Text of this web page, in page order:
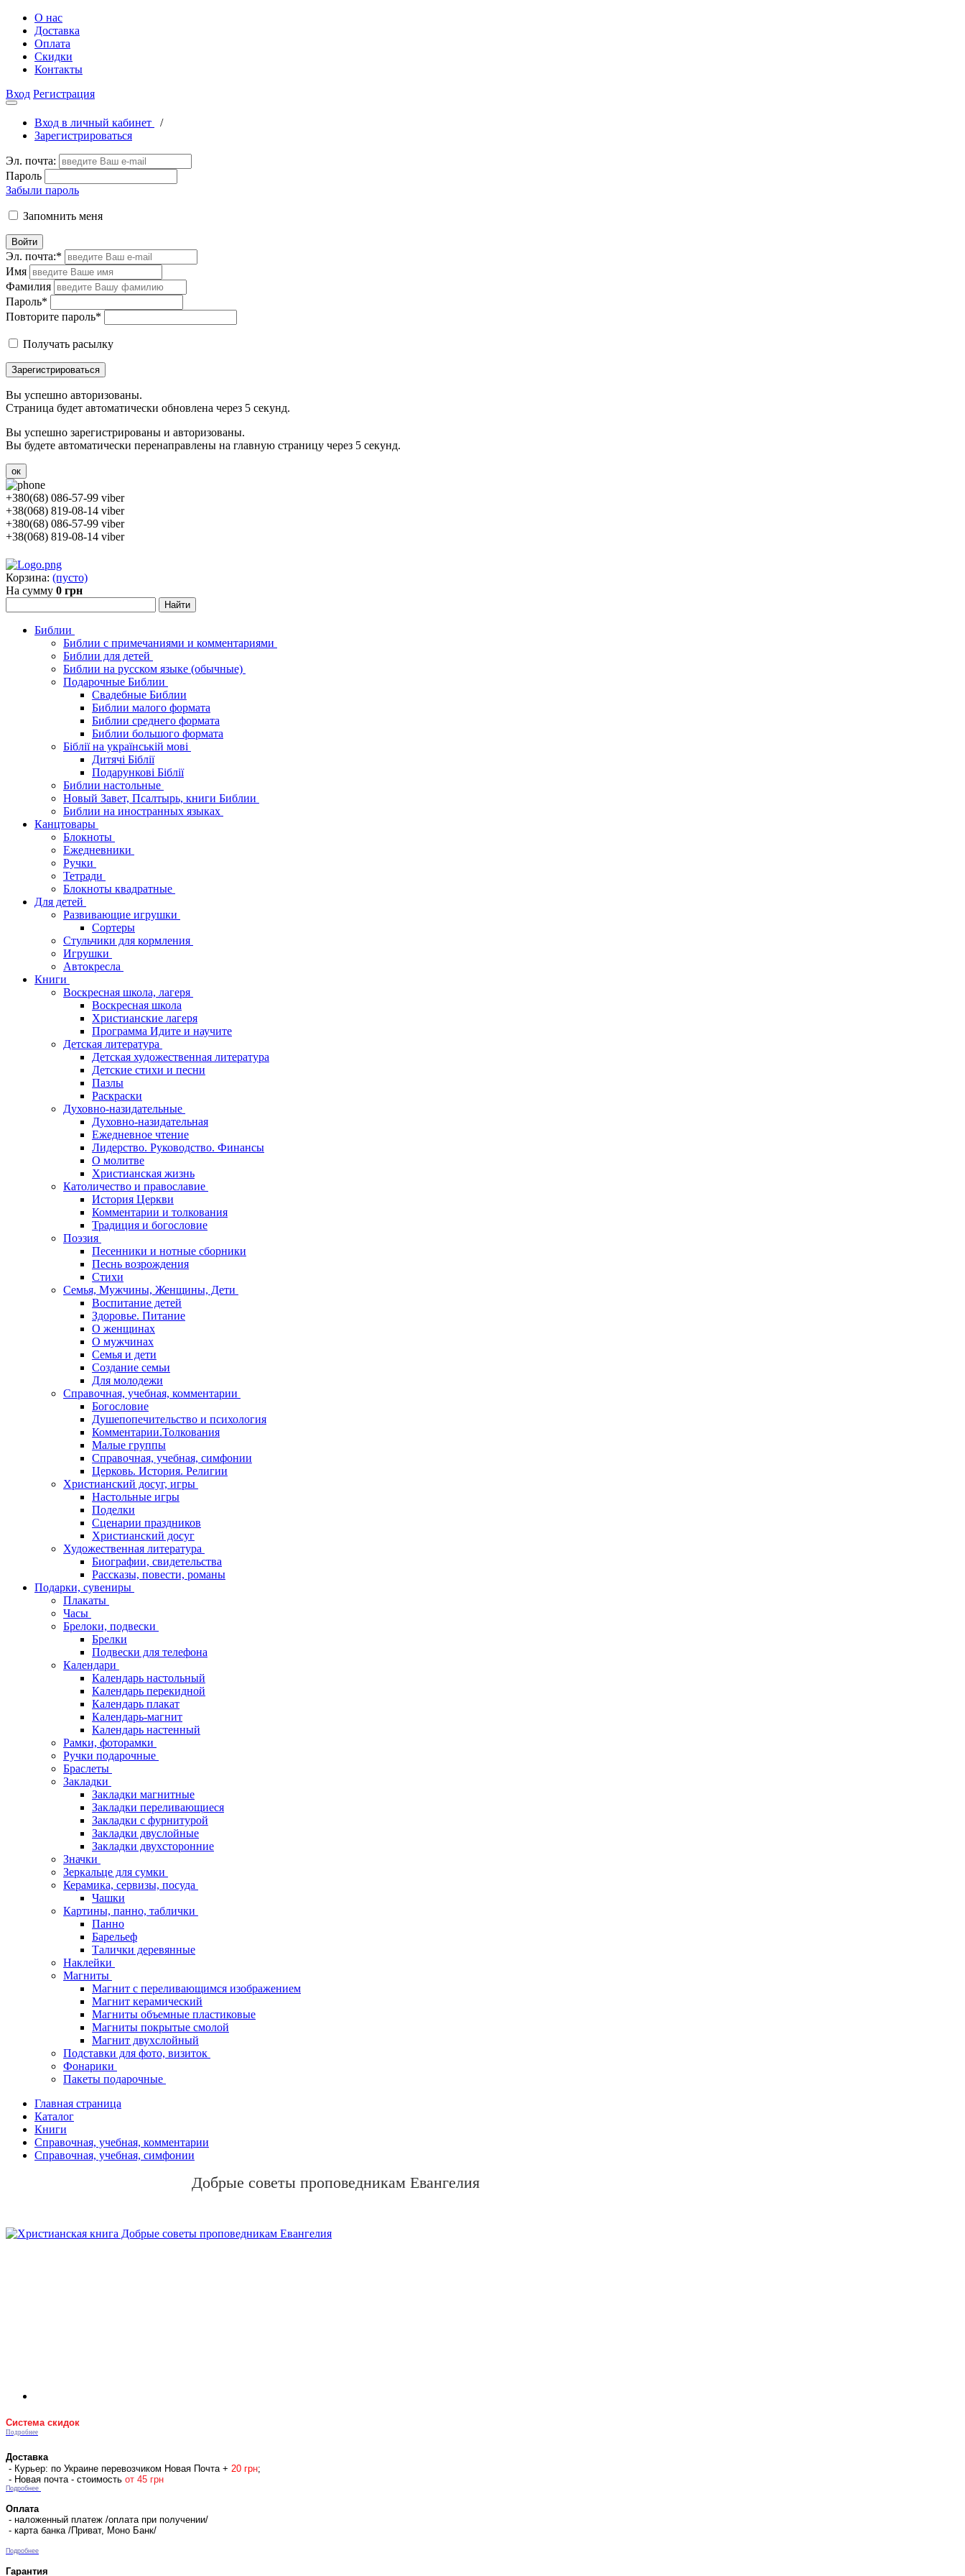
О нас
Доставка
Оплата
Скидки
Контакты
Вход Регистрация
Вход в личный кабинет
/
Зарегистрироваться
Эл. почта:
Пароль
Забыли пароль
Запомнить меня
Войти
Эл. почта:*
Имя
Фамилия
Пароль*
Повторите пароль*
Получать расылку
Зарегистрироваться
Вы успешно авторизованы.
Страница будет автоматически обновлена через 5 секунд.
Вы успешно зарегистрированы и авторизованы.
Вы будете автоматически перенаправлены на главную страницу через 5 секунд.
ок
+380(68) 086-57-99 viber
+38(068) 819-08-14 viber
+380(68) 086-57-99 viber
+38(068) 819-08-14 viber
Корзина: (пусто)
На сумму 0 грн
Библии
Библии с примечаниями и комментариями
Библии для детей
Библии на русском языке (обычные)
Подарочные Библии
Свадебные Библии
Библии малого формата
Библии среднего формата
Библии большого формата
Біблії на українській мові
Дитячі Біблії
Подарункові Біблії
Библии настольные
Новый Завет, Псалтырь, книги Библии
Библии на иностранных языках
Канцтовары
Блокноты
Ежедневники
Ручки
Тетради
Блокноты квадратные
Для детей
Развивающие игрушки
Сортеры
Стульчики для кормления
Игрушки
Автокресла
Книги
Воскресная школа, лагеря
Воскресная школа
Христианские лагеря
Программа Идите и научите
Детская литература
Детская художественная литература
Детские стихи и песни
Пазлы
Раскраски
Духовно-назидательные
Духовно-назидательная
Ежедневное чтение
Лидерство. Руководство. Финансы
О молитве
Христианская жизнь
Католичество и православие
История Церкви
Комментарии и толкования
Традиция и богословие
Поэзия
Песенники и нотные сборники
Песнь возрождения
Стихи
Семья, Мужчины, Женщины, Дети
Воспитание детей
Здоровье. Питание
О женщинах
О мужчинах
Семья и дети
Создание семьи
Для молодежи
Справочная, учебная, комментарии
Богословие
Душепопечительство и психология
Комментарии.Толкования
Малые группы
Справочная, учебная, симфонии
Церковь. История. Религии
Христианский досуг, игры
Настольные игры
Поделки
Сценарии праздников
Христианский досуг
Художественная литература
Биографии, свидетельства
Рассказы, повести, романы
Подарки, сувениры
Плакаты
Часы
Брелоки, подвески
Брелки
Подвески для телефона
Календари
Календарь настольный
Календарь перекидной
Календарь плакат
Календарь-магнит
Календарь настенный
Рамки, фоторамки
Ручки подарочные
Браслеты
Закладки
Закладки магнитные
Закладки переливающиеся
Закладки с фурнитурой
Закладки двуслойные
Закладки двухсторонние
Значки
Зеркальце для сумки
Керамика, сервизы, посуда
Чашки
Картины, панно, таблички
Панно
Барельеф
Талички деревянные
Наклейки
Магниты
Магнит с переливающимся изображением
Магнит керамический
Магниты объемные пластиковые
Магниты покрытые смолой
Магнит двухслойный
Подставки для фото, визиток
Фонарики
Пакеты подарочные
Главная страница
Каталог
Книги
Справочная, учебная, комментарии
Справочная, учебная, симфонии
Добрые советы проповедникам Евангелия
Система скидок
Подробнее
Доставка
- Курьер: по Украине перевозчиком Новая Почта + 20 грн;
- Новая почта - стоимость от 45 грн
Подробнее
Оплата
- наложенный платеж /оплата при получении/
- карта банка /Приват, Моно Банк/
Подробнее
Гарантия